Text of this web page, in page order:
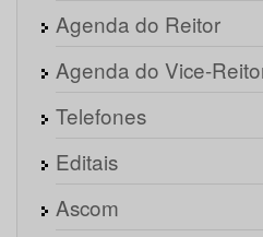
Agenda do Reitor
Agenda do Vice-
Telefones
Editais
Ascom